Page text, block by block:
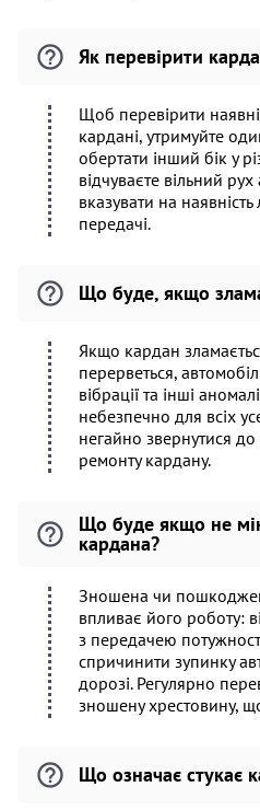
Як перевірити
Щоб перевірити
кардані, утримуйте
обертати інший бік у
відчуваєте вільний
вказувати на
передачі.
Що буде, якщо
Якщо кардан
перерветься,
вібрації та інші
небезпечно для всіх
негайно звернутися
ремонту кардану.
Що буде якщо не
кардана?
Зношена чи
впливає його роботу:
з передачею
спричинити зупинку
дорозі. Регулярно
зношену хрестовину,
Що означає стукає